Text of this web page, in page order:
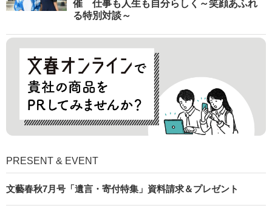
催 仕事も人生も自分らしく～笑顔あふれ
る特別対談～
PRESENT & EVENT
文藝春秋7月号「遺言・寄付特集」資料請求＆プレゼント